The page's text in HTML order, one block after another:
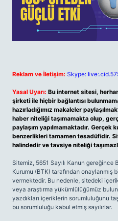
Reklam ve İletişim: Skype:
Yasal Uyarı: Bu internet sitesi,
şirketi ile hiçbir bağlantısı
hazırladığımız makaleler
haber niteliği taşımamakta olup,
paylaşım yapılmamaktadır. Gerçek
benzerlikleri tamamen tesadüfidir.
halindedir ve tavsiye niteliği
Sitemiz, 5651 Sayılı Kanun
Kurumu (BTK) tarafından onaylanmış
vermektedir. Bu nedenle, sitedeki
veya araştırma yükümlülüğümüz
yazdıkları içeriklerin sorumluluğunu
bu sorumluluğu kabul etmiş sayılırlar.